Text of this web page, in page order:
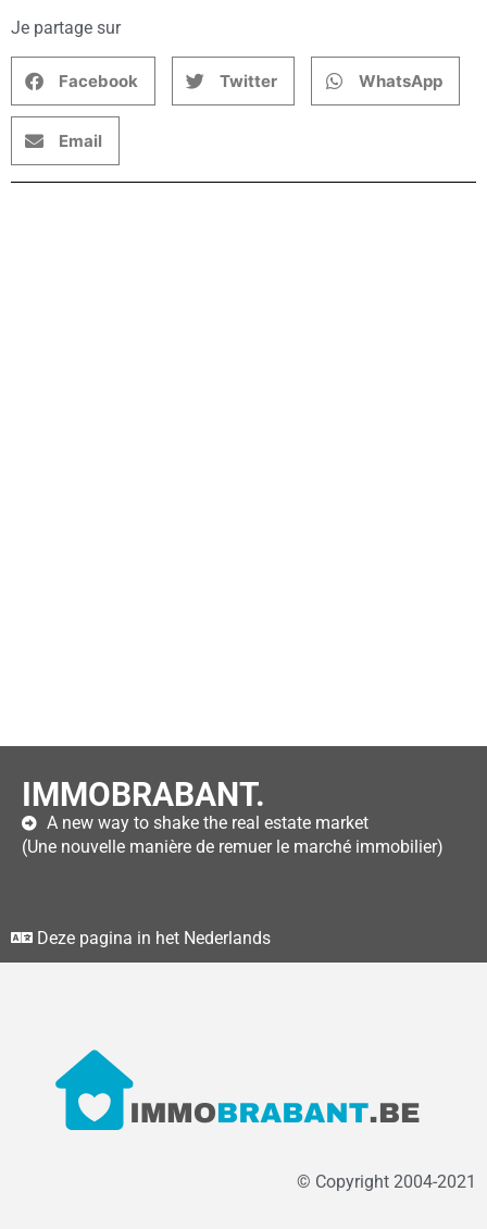
Je partage sur
Facebook Twitter WhatsApp
Email
IMMOBRABANT.
A new way to shake the real estate market
(Une nouvelle manière de remuer le marché immobilier)
Deze pagina in het Nederlands
© Copyright 2004-2021